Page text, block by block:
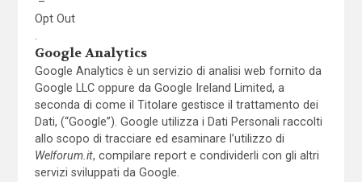
Opt Out
Google Analytics
Google Analytics è un servizio di analisi web fornito da
Google LLC oppure da Google Ireland Limited, a
seconda di come il Titolare gestisce il trattamento dei
Dati, (“Google”). Google utilizza i Dati Personali raccolti
allo scopo di tracciare ed esaminare l’utilizzo di
Welforum.it, compilare report e condividerli con gli altri
servizi sviluppati da Google.